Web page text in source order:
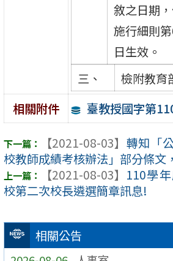
相關公告
敘之日期
施行細則
日生效。
三、
檢附教育
相關附件
臺教授國字第
【2021-08-03】 轉知「
校教師成績考核辦法」部分條文
【2021-08-03】 110學
校第二次校長遴選簡章訊息!